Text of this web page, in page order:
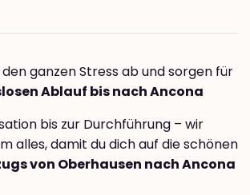
ganzen Stress ab und sorgen für
Ablauf bis nach Ancona
bis zur Durchführung – wir
alles, damit du dich auf die schönen
von Oberhausen nach Ancona